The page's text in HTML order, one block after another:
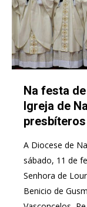
Na festa
Igreja de
presbíteros
A Diocese de
sábado, 11 de
Senhora de
Benicio de